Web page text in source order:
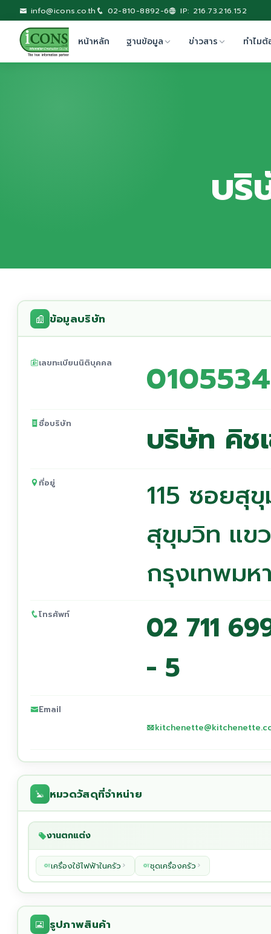
info@icons.co.th 02-810-8892-6 IP: 216.73.216.152
หน้าหลัก ฐานข้อมูล ข่าวสาร ทำไมต้
บริ
ข้อมูลบริษัท
เลขทะเบียนนิติบุคคล
ชื่อบริษัท บริษัท คิช
ที่อยู่
115 ซอยสุ
สุขุมวิท แข
กรุงเทพมห
โทรศัพท์
02 711
- 5
Email
หมวดวัสดุที่จำหน่าย
งานตกแต่ง
เครื่องใช้ไฟฟ้าในครัว ชุดเครื่องครัว
รูปภาพสินค้า